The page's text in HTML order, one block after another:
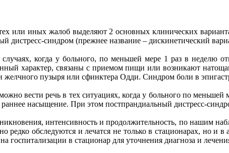
или иных жалоб выделяют 2 основных клинических
дистресс-синдром (прежнее название – дискинетический
когда у больного, по меньшей мере 1 раз в
характер, связаны с приемом пищи или возникают
пузыря или сфинктера Одди. Синдром боли в
вести речь в тех ситуациях, когда у больного по
насыщение. При этом постпрандиальный дистресс-
интенсивность и продолжительность, по нашим
редко обследуются и лечатся не только в стационарах, но и
госпитализации в стационар для уточнения диагноза и